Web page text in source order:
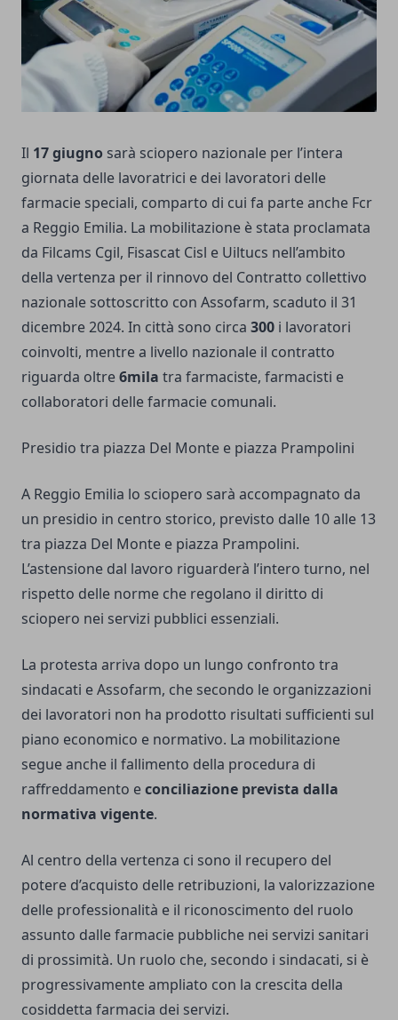
Il 17 giugno sarà sciopero nazionale per l’intera
giornata delle lavoratrici e dei lavoratori delle
farmacie speciali, comparto di cui fa parte anche Fcr
a Reggio Emilia. La mobilitazione è stata proclamata
da Filcams Cgil, Fisascat Cisl e Uiltucs nell’ambito
della vertenza per il rinnovo del Contratto collettivo
nazionale sottoscritto con Assofarm, scaduto il 31
dicembre 2024. In città sono circa 300 i lavoratori
coinvolti, mentre a livello nazionale il contratto
riguarda oltre6mila tra farmaciste, farmacisti e
collaboratori delle farmacie comunali.
Presidio tra piazza Del Monte e piazza Prampolini
A Reggio Emilia lo sciopero sarà accompagnato da
un presidio in centro storico, previsto dalle 10 alle 13
tra piazza Del Monte e piazza Prampolini.
L’astensione dal lavoro riguarderà l’intero turno, nel
rispetto delle norme che regolano il diritto di
sciopero nei servizi pubblici essenziali.
La protesta arriva dopo un lungo confronto tra
sindacati e Assofarm, che secondo le organizzazioni
dei lavoratori non ha prodotto risultati sufficienti sul
piano economico e normativo. La mobilitazione
segue anche il fallimento della procedura di
raffreddamento econciliazione prevista dalla
normativa vigente.
Al centro della vertenza ci sono il recupero del
potere d’acquisto delle retribuzioni, la valorizzazione
delle professionalità e il riconoscimento del ruolo
assunto dalle farmacie pubbliche nei servizi sanitari
di prossimità. Un ruolo che, secondo i sindacati, si è
progressivamente ampliato con la crescita della
cosiddetta farmacia dei servizi.